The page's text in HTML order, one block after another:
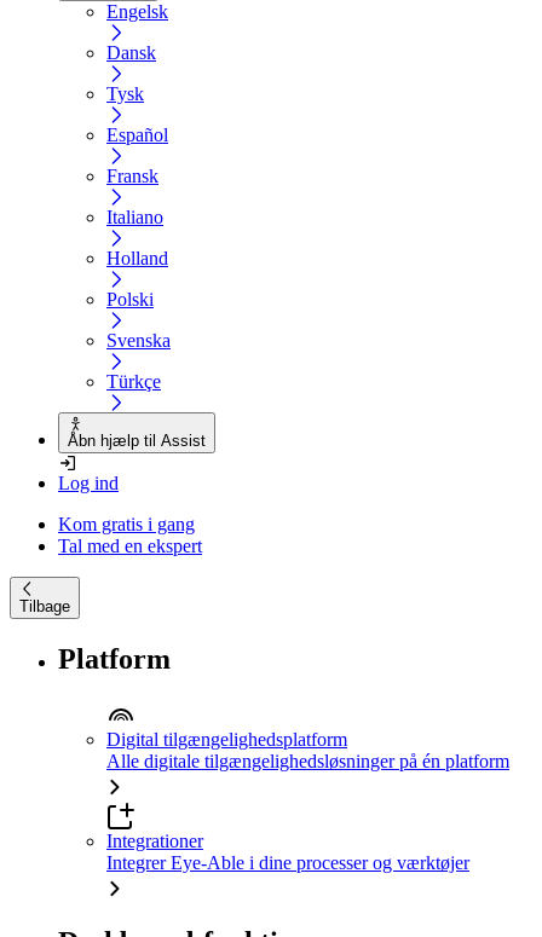
Engelsk
Dansk
Tysk
Español
Fransk
Italiano
Holland
Polski
Svenska
Türkçe
Åbn hjælp til Assist
Log ind
Kom gratis i gang
Tal med en ekspert
Tilbage
Platform
Digital tilgængelighedsplatform
Alle digitale tilgængelighedsløsninger på én platform
Integrationer
Integrer Eye-Able i dine processer og værktøjer